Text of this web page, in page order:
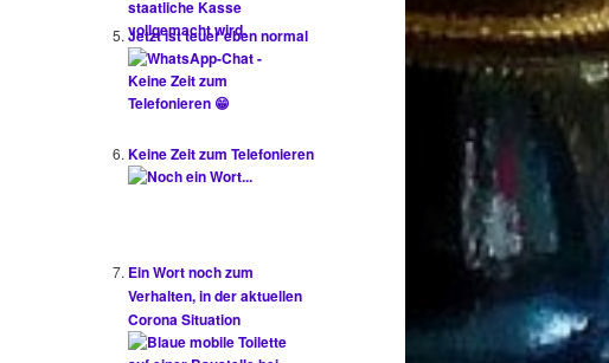
Jetzt ist teuer eben normal
Keine Zeit zum Telefonieren
Ein Wort noch zum
Verhalten, in der aktuellen
Corona Situation